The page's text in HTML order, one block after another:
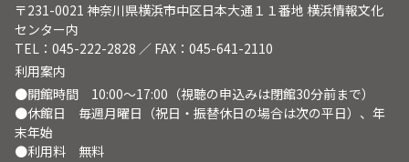
〒231-0021 神奈川県横浜市中区日本大通１１番地 横浜情報文化
センター内
TEL：045-222-2828 ／ FAX：045-641-2110
利用案内
●開館時間 10:00～17:00（視聴の申込みは閉館30分前まで）
●休館日 毎週月曜日（祝日・振替休日の場合は次の平日）、年
末年始
●利用料 無料